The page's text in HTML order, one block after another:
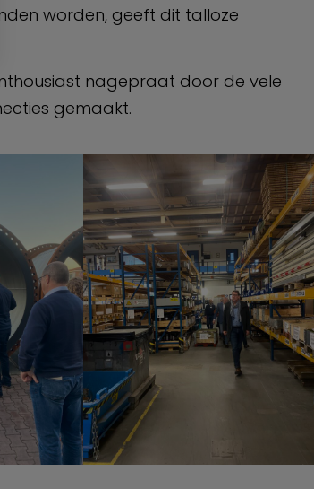
worden, geeft dit talloze
nagepraat door de vele
gemaakt.